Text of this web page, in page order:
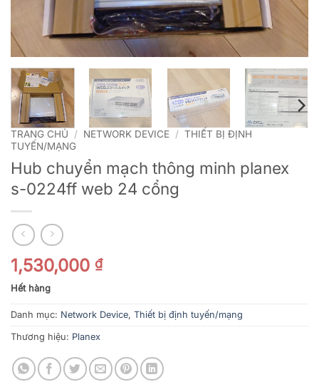
TRANG CHỦ / NETWORK DEVICE / THIẾT BỊ ĐỊNH
TUYẾN/MẠNG
Hub chuyển mạch thông minh planex
s-0224ff web 24 cổng
1,530,000 ₫
Hết hàng
Danh mục: Network Device, Thiết bị định tuyến/mạng
Thương hiệu: Planex